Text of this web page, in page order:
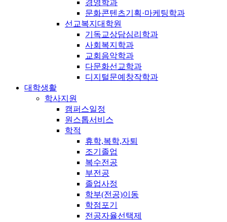
경영학과
문화콘텐츠기획·마케팅학과
선교복지대학원
기독교상담심리학과
사회복지학과
교회음악학과
다문화선교학과
디지털문예창작학과
대학생활
학사지원
캠퍼스일정
원스톱서비스
학적
휴학,복학,자퇴
조기졸업
복수전공
부전공
졸업사정
학부(전공)이동
학점포기
전공자율선택제